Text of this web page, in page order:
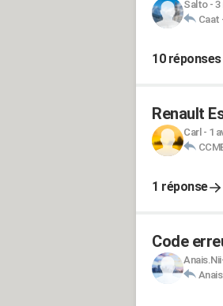
Salto- 3
Caat
10 réponses
Renault
Carl - 1
1 réponse
Code